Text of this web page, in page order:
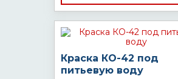
Краска КО-42 под
питьевую воду